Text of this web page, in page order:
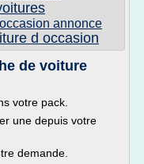
annonce
d occasion
de voiture
votre pack.
une depuis votre
demande.